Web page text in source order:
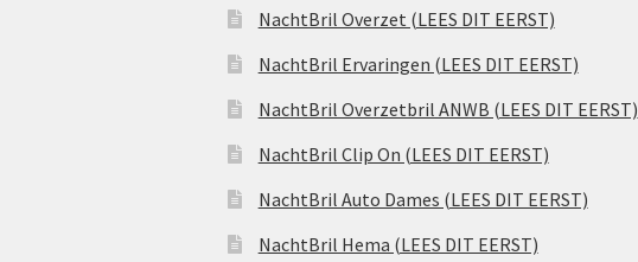
NachtBril Overzet (LEES DIT EERST)
NachtBril Ervaringen (LEES DIT EERST)
NachtBril Overzetbril ANWB (LEES DIT EERST)
NachtBril Clip On (LEES DIT EERST)
NachtBril Auto Dames (LEES DIT EERST)
NachtBril Hema (LEES DIT EERST)